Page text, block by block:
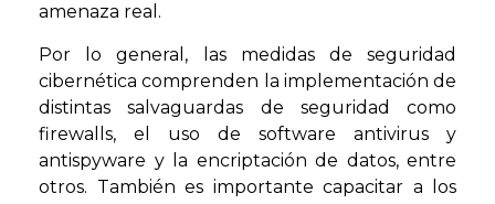
amenaza real.
Por lo general, las medidas de seguridad
cibernética comprenden la implementación de
distintas salvaguardas de seguridad como
firewalls, el uso de software antivirus y
antispyware y la encriptación de datos, entre
otros. También es importante capacitar a los